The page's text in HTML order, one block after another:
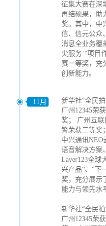
征集大赛在深
再结硕果，助
奖。其中，中
信、信元公众
消息全业务覆
尖服务’”项目
赛一等奖，充
创新能力。
11月
新华社“全民
广州12345荣
奖； 广州互
警荣获二等奖
中兴通讯NEO
语音解决方案
Layer123全球
兴产品”、“下
奖，充分展示
能力与领先水
新华社“全民
广州12345荣